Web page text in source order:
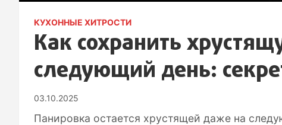
КУХОННЫЕ ХИТРОСТИ
Как сохранить
следующий день:
03.10.2025
Панировка остается хрустящей даже на